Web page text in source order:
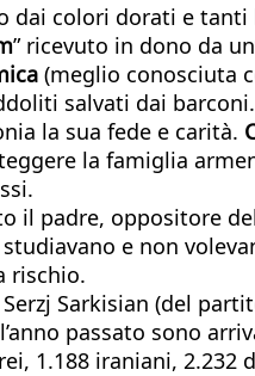
dai colori dorati e
” ricevuto in dono da
(meglio conosciuta
salvati dai barconi.
la sua fede e carità.
la famiglia
il padre, oppositore
e non
rischio.
Sarkisian (del
passato sono
1.188 iraniani, 2.232